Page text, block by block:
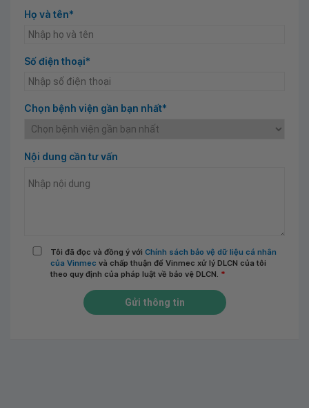
Họ và tên*
Số điện thoại*
Chọn bệnh viện gần bạn nhất*
Nội dung cần tư vấn
Tôi đã đọc và đồng ý với Chính sách bảo vệ dữ liệu cá nhân
của Vinmec và chấp thuận để Vinmec xử lý DLCN của tôi
theo quy định của pháp luật về bảo vệ DLCN. *
Gửi thông tin